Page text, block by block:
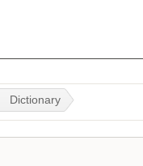
Dictionary